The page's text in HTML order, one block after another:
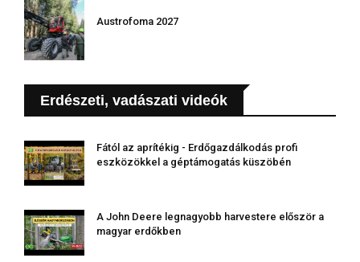
Austrofoma 2027
Erdészeti, vadászati videók
Fától az aprítékig - Erdőgazdálkodás profi
eszközökkel a géptámogatás küszöbén
A John Deere legnagyobb harvestere először a
magyar erdőkben